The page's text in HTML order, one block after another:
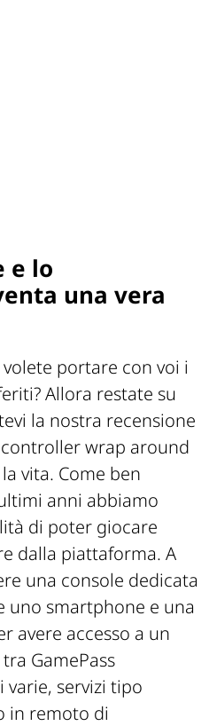
e lo
una vera
portare con voi i
Allora restate su
la nostra recensione
controller wrap around
vita. Come ben
anni abbiamo
di poter giocare
dalla piattaforma. A
una console dedicata
uno smartphone e una
avere accesso a un
GamePass
varie, servizi tipo
in remoto di